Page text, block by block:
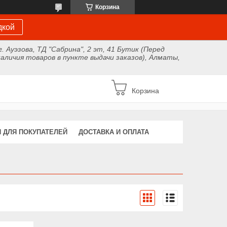
Корзина
Ауэзова, ТД "Сабрина", 2 эт, 41 Бутик (Перед
товаров в пункте выдачи заказов), Алматы,
Корзина
ПОКУПАТЕЛЕЙ ДОСТАВКА И ОПЛАТА